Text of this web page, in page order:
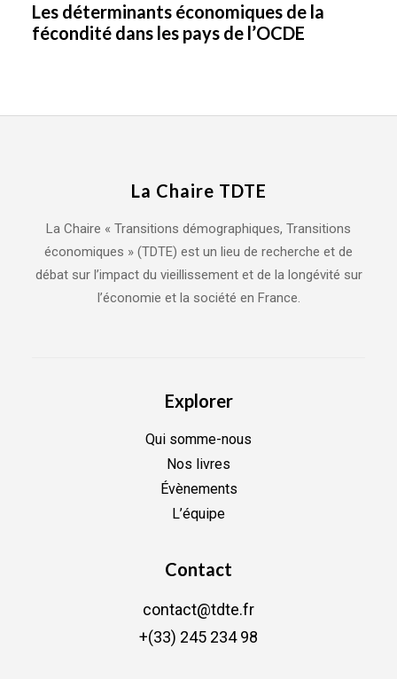
Les déterminants économiques de la
fécondité dans les pays de l’OCDE
La Chaire TDTE
La Chaire « Transitions démographiques, Transitions
économiques » (TDTE) est un lieu de recherche et de
débat sur l’impact du vieillissement et de la longévité sur
l’économie et la société en France.
Explorer
Qui somme-nous
Nos livres
Évènements
L’équipe
Contact
contact@tdte.fr
+(33) 245 234 98